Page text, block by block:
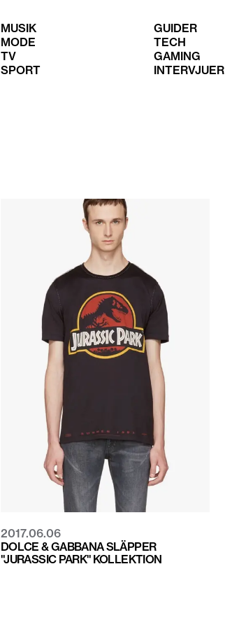
MUSIK
MODE
TV
SPORT
GUIDER
TECH
GAMING
INTERVJUER
2017.06.06
DOLCE & GABBANA SLÄPPER
"JURASSIC PARK" KOLLEKTION